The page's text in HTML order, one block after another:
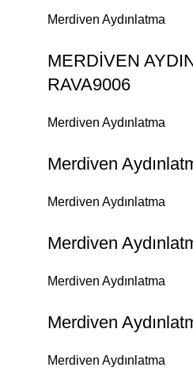
Merdiven Aydınlatma
MERDİVEN
RAVA9006
Merdiven Aydınlatma
Merdiven
Merdiven Aydınlatma
Merdiven
Merdiven Aydınlatma
Merdiven
Merdiven Aydınlatma